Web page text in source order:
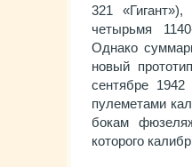
321
четырьмя
Однако
новый
сентябре
пулеметами
бокам
которого